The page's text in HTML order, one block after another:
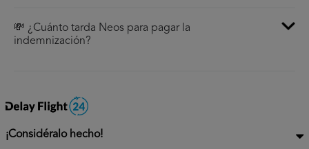
💸 ¿Cuánto tarda Neos para pagar la
indemnización?
¡Considéralo hecho!